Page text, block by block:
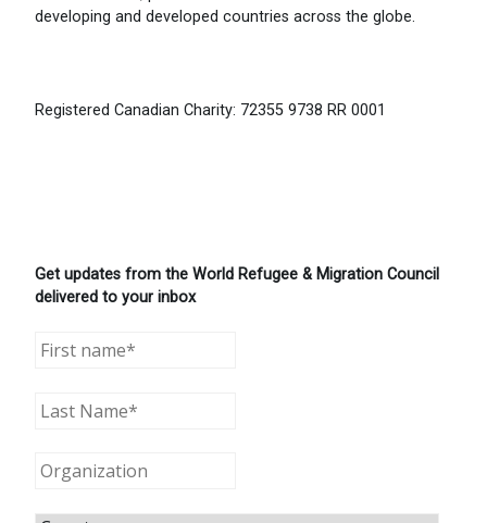
developing and developed countries across the globe.
Registered Canadian Charity: 72355 9738 RR 0001
Get updates from the World Refugee & Migration Council
delivered to your inbox